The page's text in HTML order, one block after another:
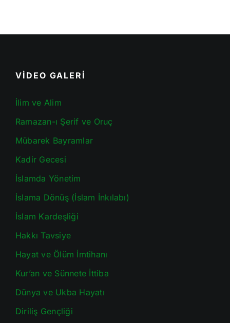
VİDEO GALERİ
İlim ve Alim
Ramazan-ı Şerif ve Oruç
Mübarek Bayramlar
Kadir Gecesi
İslamda Yönetim
İslama Dönüş (İslam İnkılabı)
İslam Kardeşliği
Hakkı Tavsiye
Hayat ve Ölüm İmtihanı
Kur’an ve Sünnete İttiba
Dünya ve Ukba Hayatı
Diriliş Gençliği